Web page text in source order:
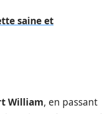
saine et
William, en passant